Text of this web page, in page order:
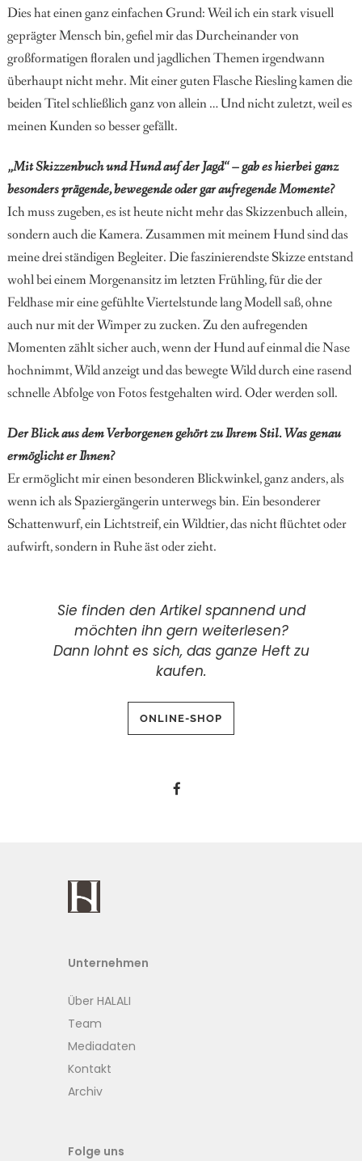
Dies hat einen ganz einfachen Grund: Weil ich ein stark visuell
geprägter Mensch bin, gefiel mir das Durcheinandervon
großformatigen floralen und jagdlichen Themen irgendwann
überhaupt nicht mehr. Mit einer guten Flasche Riesling kamen die
beiden Titel schließlich ganz von allein … Und nicht zuletzt, weil es
meinen Kunden so besser gefällt.
„Mit Skizzenbuch und Hund auf der Jagd“ – gab es hierbei ganz
besonders prägende, bewegende oder gar aufregende Momente?
Ich muss zugeben, es ist heute nicht mehr das Skizzenbuch allein,
sondern auch die Kamera. Zusammen mit meinem Hund sind das
meine drei ständigen Begleiter.Die faszinierendste Skizze entstand
wohl bei einemMorgenansitz im letzten Frühling, für die der
Feldhase mir eine gefühlte Viertelstunde lang Modell saß, ohne
auch nur mit der Wimper zu zucken. Zu den aufregenden
Momenten zählt sicher auch, wenn der Hund auf einmal die Nase
hochnimmt, Wild anzeigt und das bewegte Wild durch eine rasend
schnelle Abfolge von Fotos festgehalten wird. Oder werden soll.
Der Blick aus dem Verborgenen gehört zu Ihrem Stil. Was genau
ermöglicht er Ihnen?
Er ermöglicht mir einen besonderen Blickwinkel, ganz anders, als
wenn ich als Spaziergängerin unterwegs bin. Ein besonderer
Schattenwurf, ein Lichtstreif, ein Wildtier, das nicht flüchtet oder
aufwirft, sondern in Ruhe äst oder zieht.
Sie finden den Artikel spannend und
möchten ihn gern weiterlesen?
Dann lohnt es sich, das ganze Heft zu
kaufen.
Unternehmen
Über HALALI
Team
Mediadaten
Kontakt
Archiv
Folge uns